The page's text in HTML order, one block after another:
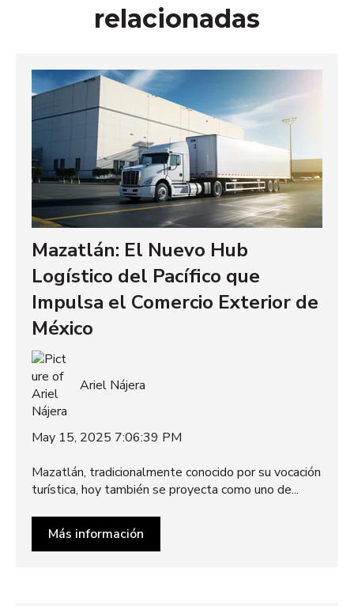
relacionadas
Mazatlán: El Nuevo Hub
Logístico del Pacífico que
Impulsa el Comercio Exterior de
México
Ariel Nájera
May 15, 2025 7:06:39 PM
Mazatlán, tradicionalmente conocido por su vocación
turística, hoy también se proyecta como uno de...
Más información